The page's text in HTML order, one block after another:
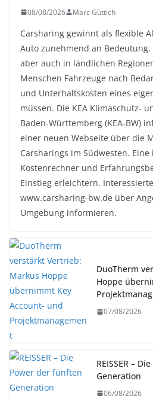
08/08/2026 Marc Güttich
Carsharing gewinnt als flexible
Auto zunehmend an
aber auch in ländlichen
Menschen Fahrzeuge nach
und Unterhaltskosten eines
müssen. Die KEA Klimaschutz-
Baden-Württemberg (KEA-BW)
einer neuen Webseite über die
Carsharings im Südwesten.
Kostenrechner und
Einstieg erleichtern.
www.carsharing-bw.de über
Umgebung informieren.
DuoTherm
Hoppe
07/08/2026
REISSER –
Generation
06/08/2026